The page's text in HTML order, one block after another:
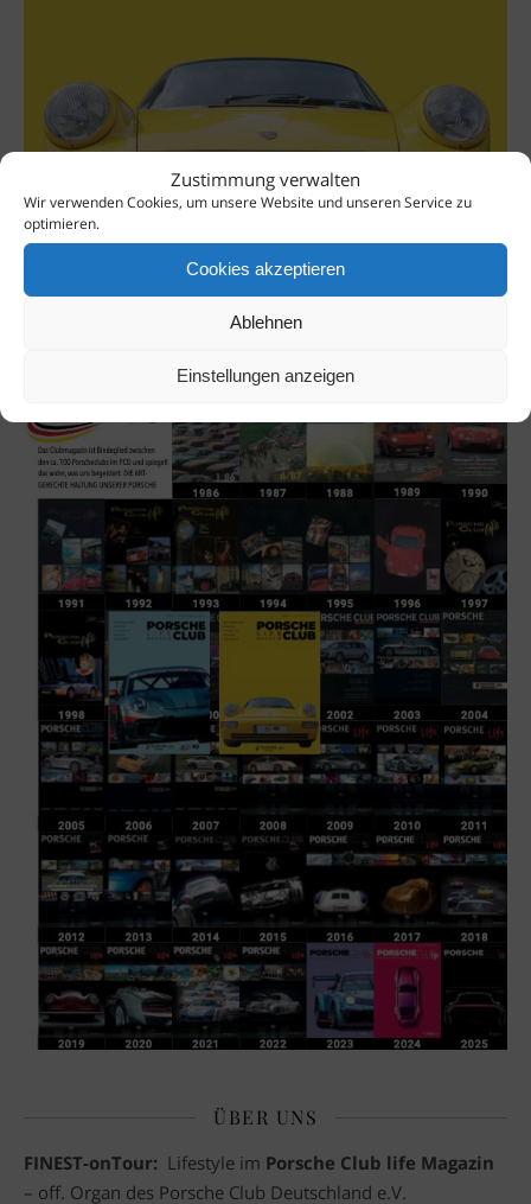
Zustimmung verwalten
Wir verwenden Cookies, um unsere Website und unseren Service zu
optimieren.
Cookies akzeptieren
Ablehnen
Einstellungen anzeigen
ÜBER UNS
FINEST-onTour: Lifestyle im Porsche Club life Magazin
– off. Organ des Porsche Club Deutschland e.V.